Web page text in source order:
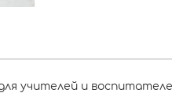
учителей и